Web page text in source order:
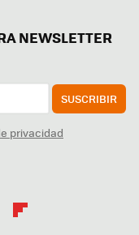
NEWSLETTER
SUSCRIBIR
privacidad